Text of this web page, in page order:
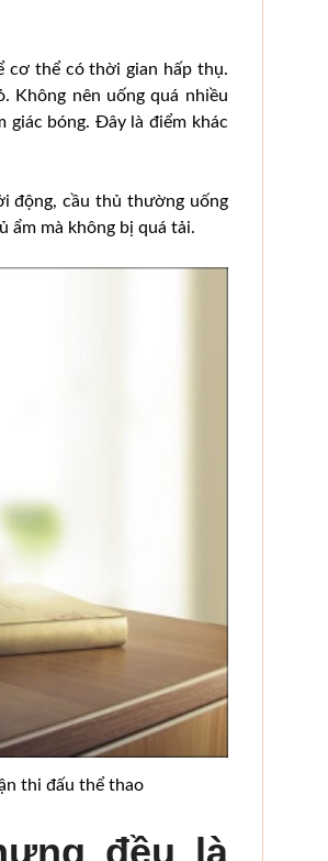
cơ thể có thời gian hấp thụ.
Không nên uống quá nhiều
giác bóng. Đây là điểm khác
động, cầu thủ thường uống
ẩm mà không bị quá tải.
thi đấu thể thao
đều là